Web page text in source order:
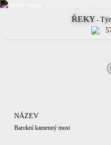
ŘEKY -
NÁZEV
Barokní kamenný most